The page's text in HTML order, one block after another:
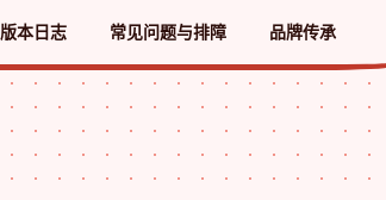
版本日志 常见问题与排障 品牌传承